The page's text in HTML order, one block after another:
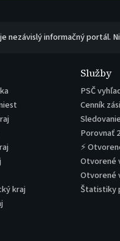
nezávislý informačný portál.
kraj
Služby
PSČ
Cenník
Porovnať
⚡
Otvorené
Otvorené
Štatistiky